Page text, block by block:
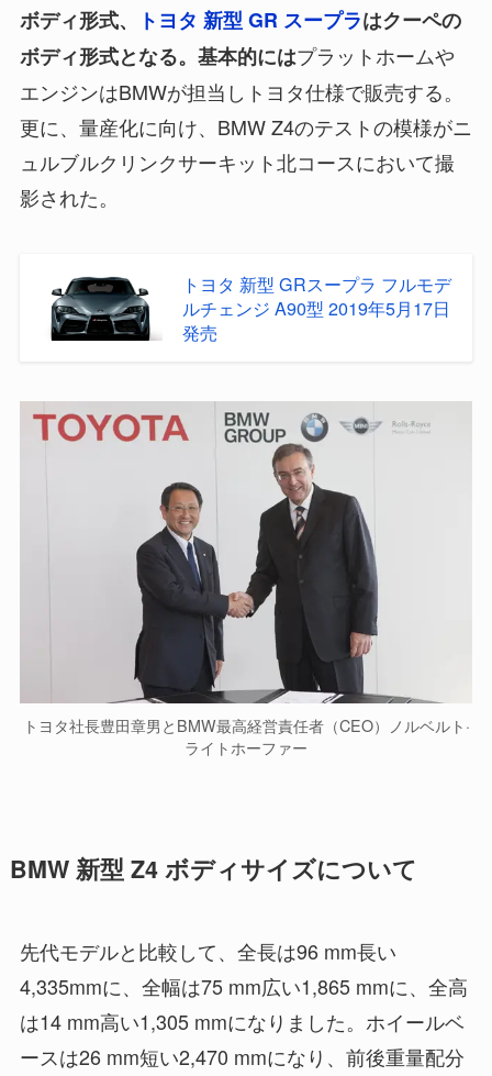
ボディ形式、
トヨタ 新型 GR スープラはクーペの
ボディ形式となる。基本的にはプラットホームや
エンジンはBMWが担当しトヨタ仕様で販売する。
更に、量産化に向け、BMW Z4のテストの模様がニ
ュルブルクリンクサーキット北コースにおいて撮
影された。
トヨタ 新型 GRスープラ フルモデ
ルチェンジ A90型 2019年5月17日
発売
トヨタ社長豊田章男とBMW最高経営責任者（CEO）ノルベルト·
ライトホーファー
BMW 新型 Z4 ボディサイズについて
先代モデルと比較して、全長は96 mm長い
4,335mmに、全幅は75 mm広い1,865 mmに、全高
は14 mm高い1,305 mmになりました。ホイールベ
ースは26 mm短い2,470 mmになり、前後重量配分